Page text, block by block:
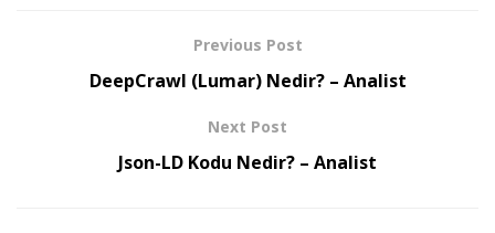
Previous Post
DeepCrawl (Lumar) Nedir? – Analist
Next Post
Json-LD Kodu Nedir? – Analist